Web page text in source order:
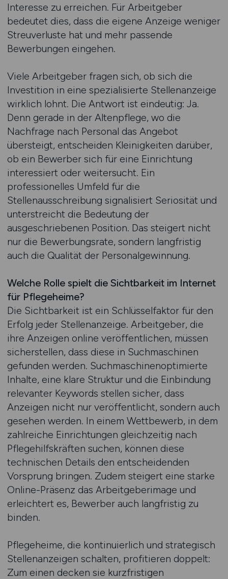
Interesse zu erreichen. Für Arbeitgeber
bedeutet dies, dass die eigene Anzeige weniger
Streuverluste hat und mehr passende
Bewerbungen eingehen.
Viele Arbeitgeber fragen sich, ob sich die
Investition in eine spezialisierte Stellenanzeige
wirklich lohnt. Die Antwort ist eindeutig: Ja.
Denn gerade in der Altenpflege, wo die
Nachfrage nach Personal das Angebot
übersteigt, entscheiden Kleinigkeiten darüber,
ob ein Bewerber sich für eine Einrichtung
interessiert oder weitersucht. Ein
professionelles Umfeld für die
Stellenausschreibung signalisiert Seriosität und
unterstreicht die Bedeutung der
ausgeschriebenen Position. Das steigert nicht
nur die Bewerbungsrate, sondern langfristig
auch die Qualität der Personalgewinnung.
Welche Rolle spielt die Sichtbarkeit im Internet
für Pflegeheime?
Die Sichtbarkeit ist ein Schlüsselfaktor für den
Erfolg jeder Stellenanzeige. Arbeitgeber, die
ihre Anzeigen online veröffentlichen, müssen
sicherstellen, dass diese in Suchmaschinen
gefunden werden. Suchmaschinenoptimierte
Inhalte, eine klare Struktur und die Einbindung
relevanter Keywords stellen sicher, dass
Anzeigen nicht nur veröffentlicht, sondern auch
gesehen werden. In einem Wettbewerb, in dem
zahlreiche Einrichtungen gleichzeitig nach
Pflegehilfskräften suchen, können diese
technischen Details den entscheidenden
Vorsprung bringen. Zudem steigert eine starke
Online-Präsenz das Arbeitgeberimage und
erleichtert es, Bewerber auch langfristig zu
binden.
Pflegeheime, die kontinuierlich und strategisch
Stellenanzeigen schalten, profitieren doppelt:
Zum einen decken sie kurzfristigen